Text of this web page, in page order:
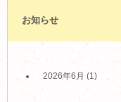
お知らせ
2026年6月 (1)